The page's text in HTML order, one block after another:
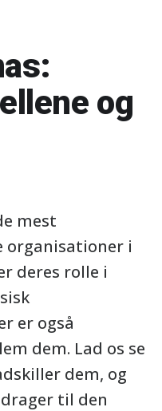
og
mest
i
deres rolle i
er også
dem. Lad os se
dem, og
til den